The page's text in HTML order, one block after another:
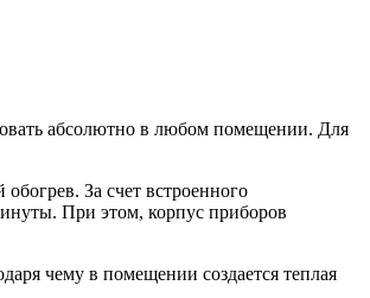
абсолютно в любом помещении. Для
За счет встроенного
При этом, корпус приборов
чему в помещении создается теплая